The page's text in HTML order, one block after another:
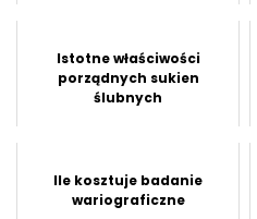
Istotne właściwości
porządnych sukien
ślubnych
Ile kosztuje badanie
wariograficzne